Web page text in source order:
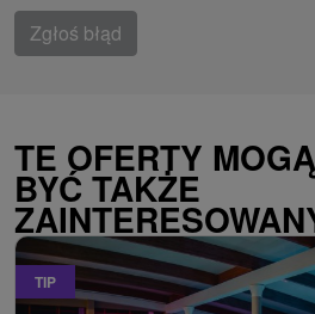
Zgłoś błąd
TE OFERTY
BYĆ TAKŻE
TIP